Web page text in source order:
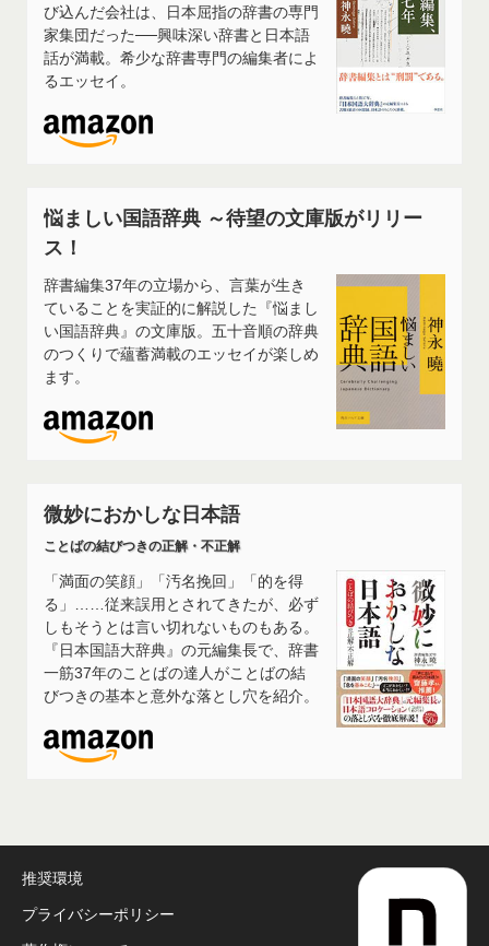
び込んだ会社は、日本屈指の辞書の専門
家集団だった──興味深い辞書と日本語
話が満載。希少な辞書専門の編集者によ
るエッセイ。
悩ましい国語辞典 ～待望の文庫版がリリー
ス！
辞書編集37年の立場から、言葉が生き
ていることを実証的に解説した『悩まし
い国語辞典』の文庫版。五十音順の辞典
のつくりで蘊蓄満載のエッセイが楽しめ
ます。
微妙におかしな日本語
ことばの結びつきの正解・不正解
「満面の笑顔」「汚名挽回」「的を得
る」……従来誤用とされてきたが、必ず
しもそうとは言い切れないものもある。
『日本国語大辞典』の元編集長で、辞書
一筋37年のことばの達人がことばの結
びつきの基本と意外な落とし穴を紹介。
推奨環境
プライバシーポリシー